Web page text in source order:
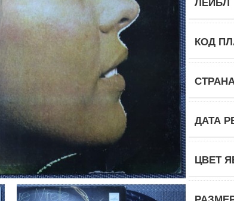
ЛЕЙБЛ
КОД
ДАТА
ЦВЕТ